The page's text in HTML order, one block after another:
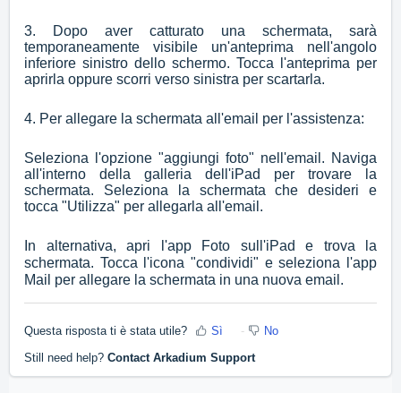
3. Dopo aver catturato una schermata, sarà
temporaneamente visibile un'anteprima nell'angolo
inferiore sinistro dello schermo. Tocca l'anteprima per
aprirla oppure scorri verso sinistra per scartarla.
4. Per allegare la schermata all'email per l'assistenza:
Seleziona l'opzione "aggiungi foto" nell'email. Naviga
all'interno della galleria dell'iPad per trovare la
schermata. Seleziona la schermata che desideri e
tocca "Utilizza" per allegarla all'email.
In alternativa, apri l'app Foto sull'iPad e trova la
schermata. Tocca l'icona "condividi" e seleziona l'app
Mail per allegare la schermata in una nuova email.
Questa risposta ti è stata utile? Sì No
Still need help? Contact Arkadium Support